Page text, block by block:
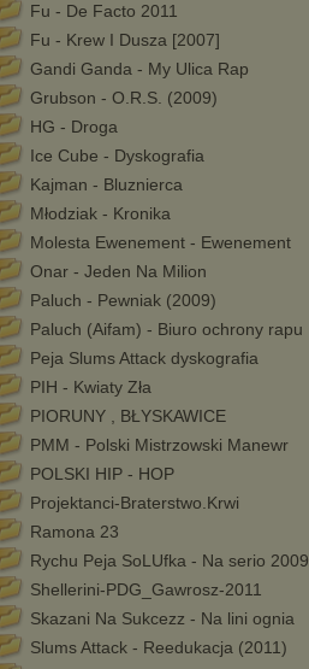
Fu - De Facto 2011
Fu - Krew I Dusza [2007]
Gandi Ganda - My Ulica Rap
Grubson - O.R.S. (2009)
HG - Droga
Ice Cube - Dyskografia
Kajman - Bluznierca
Młodziak - Kronika
Molesta Ewenement - Ewenement
Onar - Jeden Na Milion
Paluch - Pewniak (2009)
Paluch (Aifam) - Biuro ochrony rapu
Peja Slums Attack dyskografia
PIH - Kwiaty Zła
PIORUNY , BŁYSKAWICE
PMM - Polski Mistrzowski Manewr
POLSKI HIP - HOP
Projektanci-Braterstwo.Krwi
Ramona 23
Rychu Peja SoLUfka - Na serio 2009
Shellerini-PDG_Gawrosz-2011
Skazani Na Sukcezz - Na lini ognia
Slums Attack - Reedukacja (2011)